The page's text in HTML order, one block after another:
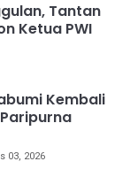
Tantan
Ketua PWI
Kembali
03, 2026